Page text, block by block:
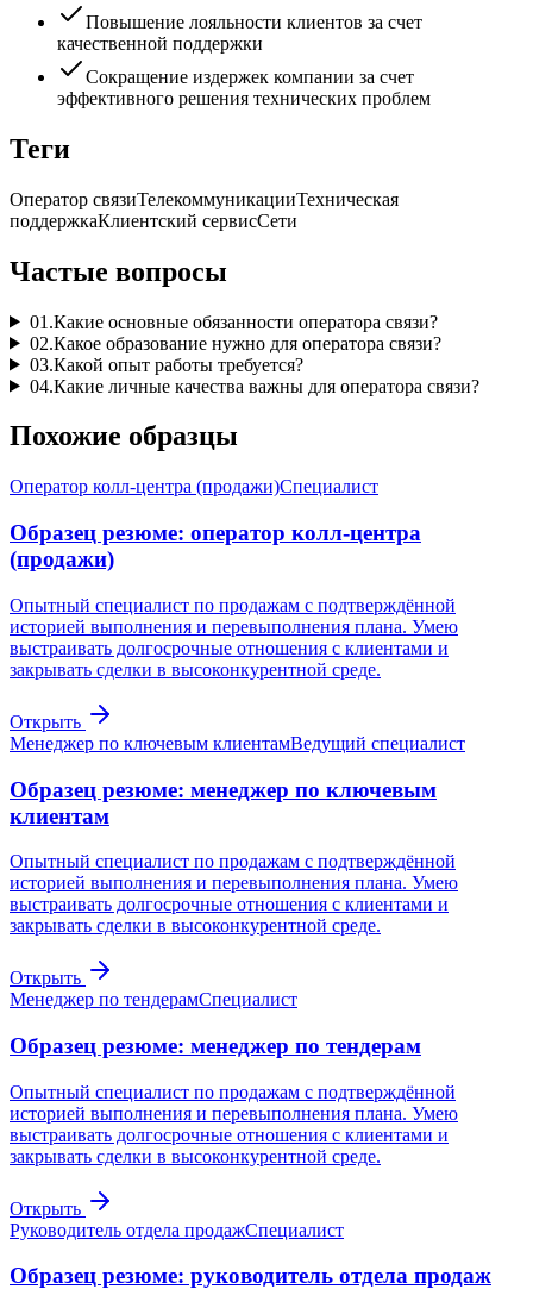
Повышение лояльности клиентов за счет
качественной поддержки
Сокращение издержек компании за счет
эффективного решения технических проблем
Теги
Оператор связиТелекоммуникацииТехническая
поддержкаКлиентский сервисСети
Частые вопросы
01 .Какие основные обязанности оператора связи?
02.Какое образование нужно для оператора связи?
03.Какой опыт работы требуется?
04.Какие личные качества важны для оператора связи?
Похожие образцы
Оператор колл-центра (продажи)Специалист
Образец резюме: оператор колл-центра
(продажи)
Опытный специалист по продажам с подтверждённой
историей выполнения и перевыполнения плана. Умею
выстраивать долгосрочные отношения с клиентами и
закрывать сделки в высоконкурентной среде.
Открыть
Менеджер по ключевым клиентамВедущий специалист
Образец резюме: менеджер по ключевым
клиентам
Опытный специалист по продажам с подтверждённой
историей выполнения и перевыполнения плана. Умею
выстраивать долгосрочные отношения с клиентами и
закрывать сделки в высоконкурентной среде.
Открыть
Менеджер по тендерамСпециалист
Образец резюме: менеджер по тендерам
Опытный специалист по продажам с подтверждённой
историей выполнения и перевыполнения плана. Умею
выстраивать долгосрочные отношения с клиентами и
закрывать сделки в высоконкурентной среде.
Открыть
Руководитель отдела продажСпециалист
Образец резюме: руководитель отдела продаж